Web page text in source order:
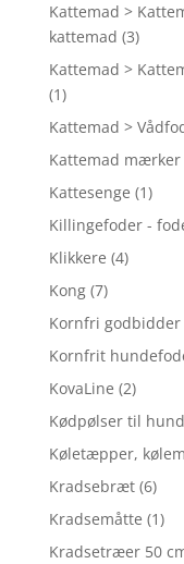
Kattemad >
kattemad (3)
Kattemad >
(1)
Kattemad >
Kattemad mærker
Kattesenge (1)
Killingefoder -
Klikkere (4)
Kong (7)
Kornfri godbidder
Kornfrit
KovaLine (2)
Kødpølser til
Køletæpper,
Kradsebræt (6)
Kradsemåtte (1)
Kradsetræer 50